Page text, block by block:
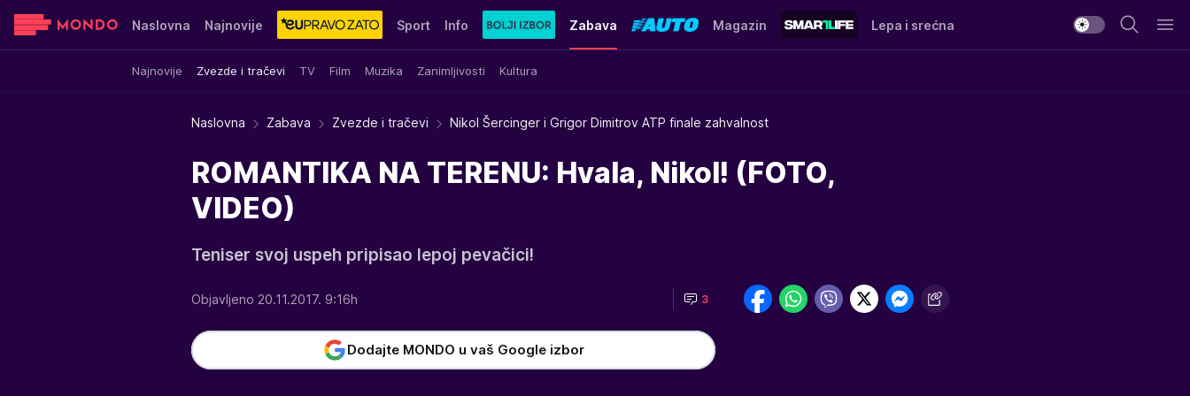
Naslovna Najnovije Sport Info Zabava
Najnovije Zvezde i tračevi TV Film Muzika Zanimljivosti Kultura
Magazin Lepa i srećna
Sensa Stvar ukusa Yumama
Naslovna Zabava Zvezde i tračevi Nikol Šercinger i Grigor Dimitrov ATP finale zahvalnost
ROMANTIKA NA TERENU: Hvala, Nikol! (FOTO,
VIDEO)
Teniser svoj uspeh pripisao lepoj pevačici!
Objavljeno 20.11.2017. 9:16h 3
Dodajte MONDO u vaš Google izbor